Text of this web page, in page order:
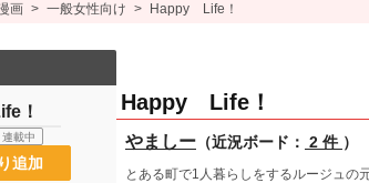
画 > 一般女性向け > Happy Life！
Happy Life！
やましー （近況ボード： 2 件 ）
とある町で1人暮らしをするルージュの
！
連載中
追加